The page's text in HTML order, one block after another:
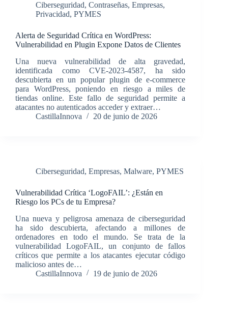
Ciberseguridad, Contraseñas, Empresas,
Privacidad, PYMES
Alerta de Seguridad Crítica en WordPress:
Vulnerabilidad en Plugin Expone Datos de Clientes
Una nueva vulnerabilidad de alta gravedad,
identificada como CVE-2023-4587, ha sido
descubierta en un popular plugin de e-commerce
para WordPress, poniendo en riesgo a miles de
tiendas online. Este fallo de seguridad permite a
atacantes no autenticados acceder y extraer…
CastillaInnova
20 de junio de 2026
Ciberseguridad, Empresas, Malware, PYMES
Vulnerabilidad Crítica ‘LogoFAIL’: ¿Están en
Riesgo los PCs de tu Empresa?
Una nueva y peligrosa amenaza de ciberseguridad
ha sido descubierta, afectando a millones de
ordenadores en todo el mundo. Se trata de la
vulnerabilidad LogoFAIL, un conjunto de fallos
críticos que permite a los atacantes ejecutar código
malicioso antes de…
CastillaInnova
19 de junio de 2026